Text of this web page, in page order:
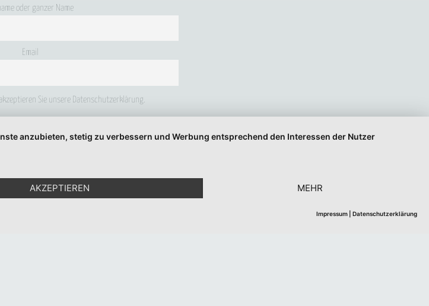
oder ganzer Name
Email
Sie unsere Datenschutzerklärung.
anzubieten, stetig zu verbessern und Werbung entsprechend den Interessen der Nutzer
AKZEPTIEREN MEHR
Impressum Datenschutzerklärung